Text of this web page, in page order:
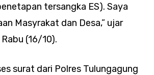
tersangka ES). Saya
Masyrakat dan Desa,” ujar
(16/10).
surat dari Polres Tulungagung